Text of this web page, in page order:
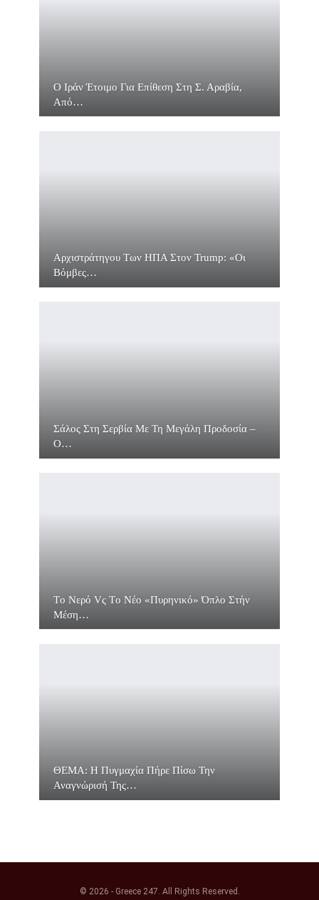
O Ιράν Έτοιμο Για Επίθεση Στη Σ. Αραβία,
Από…
Αρχιστράτηγου Των ΗΠΑ Στον Trump: «Οι
Βόμβες…
Σάλος Στη Σερβία Με Τη Μεγάλη Προδοσία –
O…
Τo Νερό Vς Τo Νέο «πυρηνικό» Όπλο Στήν
Μέση…
ΘΕΜΑ: Η Πυγμαχία Πήρε Πίσω Την
Αναγνώρισή Της…
© 2026 - Greece 247. All Rights Reserved.